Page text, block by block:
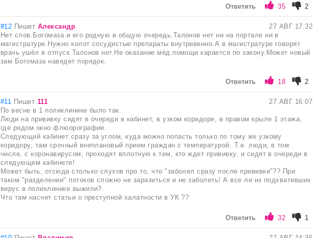
Ответить 35 2
#12 Пишет Александр
27 АВГ 17:32
Нет слов.Богомаза и его родную в общую очередь.Талонов нет ни на портале ни в
магистратуре.Нужно колот сосудистые препараты внутривенно.А в магистратуре говорят
врачь ушёл в отпуск.Талонов нет.Не оказание мёд.помощи карается по закону.Может новый
зам Богомаза наведет порядок.
Ответить 18 2
#11 Пишет 111
27 АВГ 16:07
По весне в 1 поликлинике было так:
Люди на прививку сидят в очереди в кабинет, в узком коридоре, в правом крыле 1 этажа,
где рядом окно флюорографии.
Следующий кабинет сразу за углом, куда можно попасть только по тому же узкому
коридору, там срочный внеплановый прием граждан с температурой. Т.е. люди, в том
числе, с коронавирусом, проходят вплотную к тем, кто ждет прививку, и сидят в очереди в
следующем кабинете!
Может быть, отсюда столько слухов про то, что "заболел сразу после прививки"?? При
таком "разделении" потоков сложно не заразиться и не заболеть! А все ли из подхвативших
вирус в поликлинике выжили?.
Что там насчет статьи о преступной халатности в УК ??
Ответить 32 1